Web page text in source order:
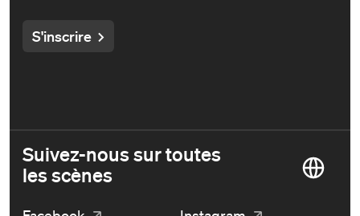
S'inscrire
Suivez-nous sur toutes
les scènes